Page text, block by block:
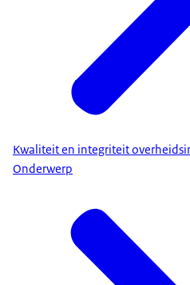
Kwaliteit en integriteit
Onderwerp